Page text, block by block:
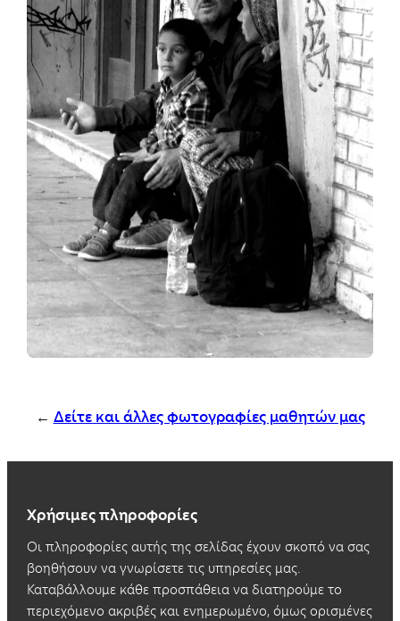
← Δείτε και άλλες φωτογραφίες μαθητών μας
Χρήσιμες πληροφορίες
Οι πληροφορίες αυτής της σελίδας έχουν σκοπό να σας
βοηθήσουν να γνωρίσετε τις υπηρεσίες μας.
Καταβάλλουμε κάθε προσπάθεια να διατηρούμε το
περιεχόμενο ακριβές και ενημερωμένο, όμως ορισμένες